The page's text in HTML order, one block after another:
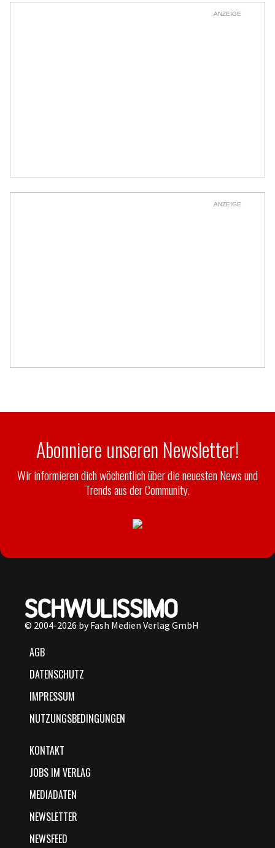
ANZEIGE
ANZEIGE
Abonniere unseren Newsletter!
Wir informieren dich wöchentlich über die neuesten News und
Trends aus der Community.
© 2004-2026 by Fash Medien Verlag GmbH
AGB
DATENSCHUTZ
IMPRESSUM
NUTZUNGSBEDINGUNGEN
KONTAKT
JOBS IM VERLAG
MEDIADATEN
NEWSLETTER
NEWSFEED